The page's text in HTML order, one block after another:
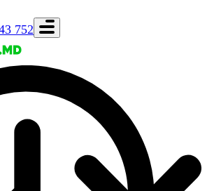
752